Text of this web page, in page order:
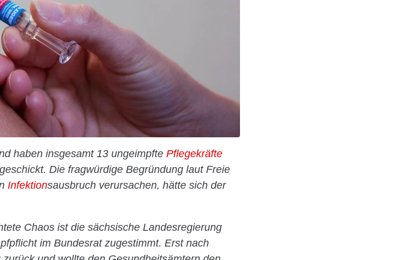
haben insgesamt 13 ungeimpfte Pflegekräfte
Die fragwürdige Begründung laut Freie
Infektionsausbruch verursachen, hätte sich der
Chaos ist die sächsische Landesregierung
im Bundesrat zugestimmt. Erst nach